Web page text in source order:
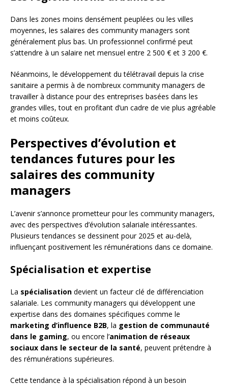
Dans les zones moins densément peuplées ou les villes
moyennes, les salaires des community managers sont
généralement plus bas. Un professionnel confirmé peut
s’attendre à un salaire net mensuel entre 2 500 € et 3 200 €.
Néanmoins, le développement du télétravail depuis la crise
sanitaire a permis à de nombreux community managers de
travailler à distance pour des entreprises basées dans les
grandes villes, tout en profitant d’un cadre de vie plus agréable
et moins coûteux.
Perspectives d’évolution et
tendances futures pour les
salaires des community
managers
L’avenir s’annonce prometteur pour les community managers,
avec des perspectives d’évolution salariale intéressantes.
Plusieurs tendances se dessinent pour 2025 et au-delà,
influençant positivement les rémunérations dans ce domaine.
Spécialisation et expertise
La spécialisation devient un facteur clé de différenciation
salariale. Les community managers qui développent une
expertise dans des domaines spécifiques comme le
marketing d’influence B2B, la gestion de communauté
dans le gaming, ou encore l’animation de réseaux
sociaux dans le secteur de la santé, peuvent prétendre à
des rémunérations supérieures.
Cette tendance à la spécialisation répond à un besoin